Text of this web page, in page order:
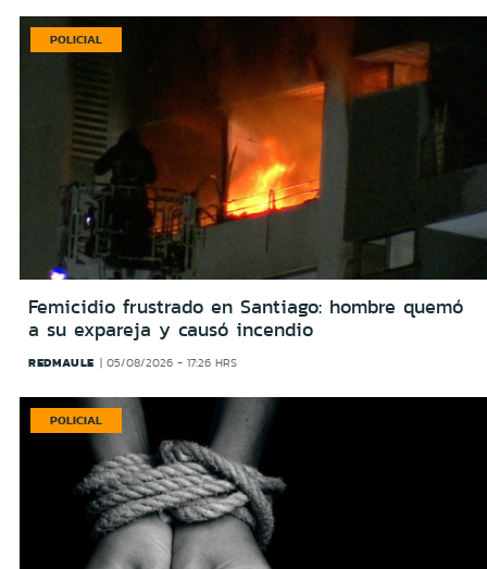
POLICIAL
Femicidio frustrado en Santiago: hombre quemó
a su expareja y causó incendio
REDMAULE 05/08/2026 - 17:26 HRS
POLICIAL